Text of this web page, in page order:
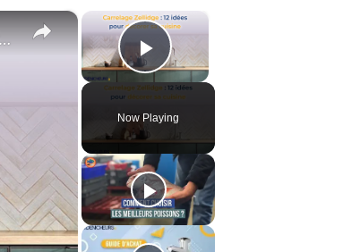
×
Play Video
Now Playing
×